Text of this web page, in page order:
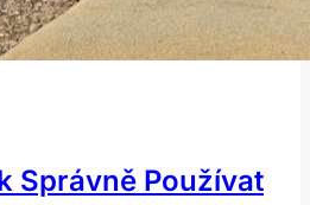
Správně Používat